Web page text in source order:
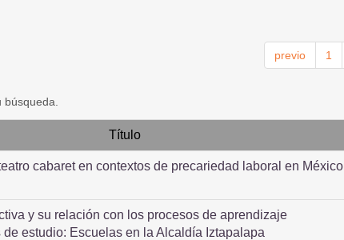
previo 1
Título
cabaret en contextos de precariedad laboral en México
y su relación con los procesos de aprendizaje
estudio: Escuelas en la Alcaldía Iztapalapa